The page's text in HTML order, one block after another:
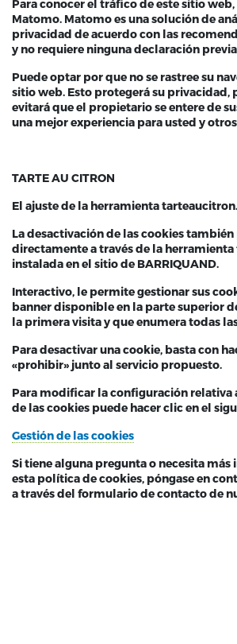
Para conocer el tráfico de este sitio
Matomo. Matomo es una solución de
privacidad de acuerdo con las
y no requiere ninguna declaración
Puede optar por que no se rastree su
sitio web. Esto protegerá su privacidad,
evitará que el propietario se entere de
una mejor experiencia para usted y
TARTE AU CITRON
El ajuste de la herramienta tarteaucitron.
La desactivación de las cookies también
directamente a través de la
instalada en el sitio de BARRIQUAND.
Interactivo, le permite gestionar sus
banner disponible en la parte superior
la primera visita y que enumera todas
Para desactivar una cookie, basta con
«prohibir» junto al servicio propuesto.
Para modificar la configuración relativa
de las cookies puede hacer clic en el
Gestión de las cookies
Si tiene alguna pregunta o necesita
esta política de cookies, póngase en
a través del formulario de contacto de